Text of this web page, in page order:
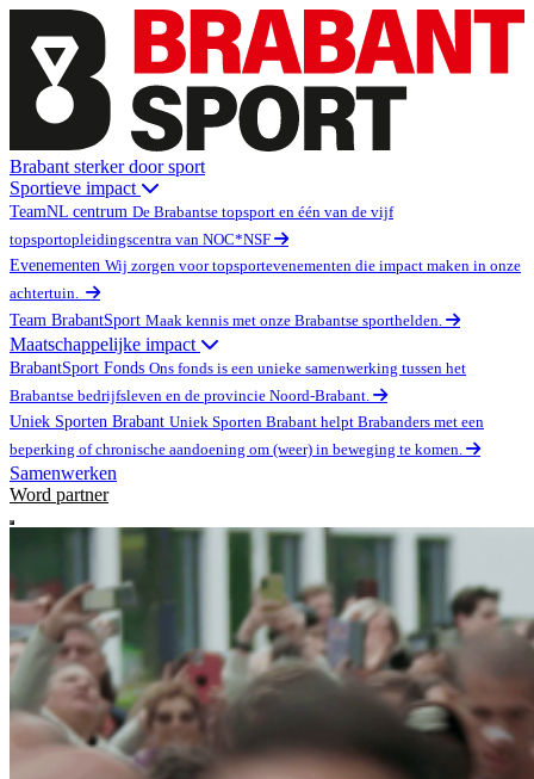
Brabant sterker door sport
Sportieve impact
TeamNL centrum De Brabantse topsport en één van de vijf
topsportopleidingscentra van NOC*NSF
Evenementen Wij zorgen voor topsportevenementen die impact maken in onze
achtertuin.
Team BrabantSport Maak kennis met onze Brabantse sporthelden.
Maatschappelijke impact
BrabantSport Fonds Ons fonds is een unieke samenwerking tussen het
Brabantse bedrijfsleven en de provincie Noord-Brabant.
Uniek Sporten Brabant Uniek Sporten Brabant helpt Brabanders met een
beperking of chronische aandoening om (weer) in beweging te komen.
Samenwerken
Word partner
Open main menu